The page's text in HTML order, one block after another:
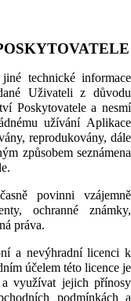
technické informace
Uživateli z důvodu
Poskytovatele a nesmí
užívání Aplikace
reprodukovány, dále
způsobem seznámena
povinni vzájemně
ochranné známky,
práva.
a nevýhradní licenci k
účelem této licence je
využívat jejich přínosy
podmínkách a